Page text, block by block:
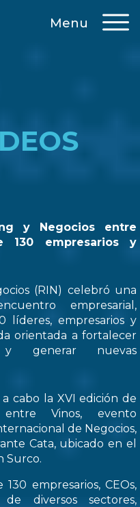
Menu
y Negocios entre
130 empresarios y
(RIN) celebró una
empresarial,
líderes, empresarios y
orientada a fortalecer
y generar nuevas
cabo la XVI edición de
Vinos, evento
de Negocios,
Cata, ubicado en el
Surco.
empresarios, CEOs,
diversos sectores,